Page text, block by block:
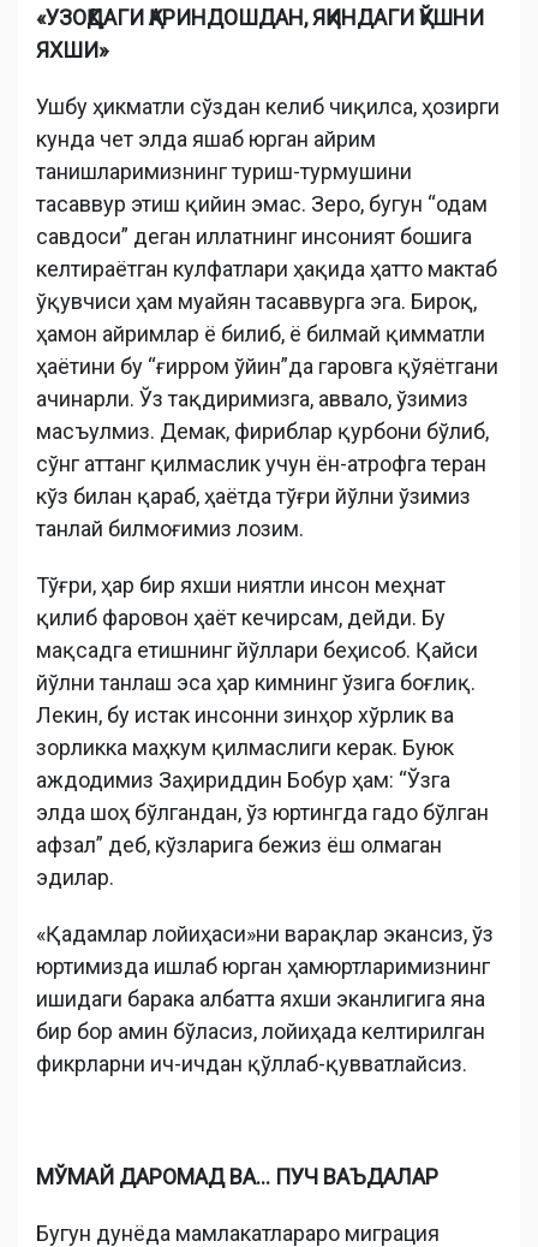
«УЗОҚДАГИ ҚАРИНДОШДАН, ЯҚИНДАГИ ҚЎШНИ
ЯХШИ»
Ушбу ҳикматли сўздан келиб чиқилса, ҳозирги
кунда чет элда яшаб юрган айрим
танишларимизнинг туриш-турмушини
тасаввур этиш қийин эмас. Зеро, бугун “одам
савдоси” деган иллатнинг инсоният бошига
келтираётган кулфатлари ҳақида ҳатто мактаб
ўқувчиси ҳам муайян тасаввурга эга. Бироқ,
ҳамон айримлар ё билиб, ё билмай қимматли
ҳаётини бу “ғирром ўйин”да гаровга қўяётгани
ачинарли. Ўз тақдиримизга, аввало, ўзимиз
масъулмиз. Демак, фириблар қурбони бўлиб,
сўнг аттанг қилмаслик учун ён-атрофга теран
кўз билан қараб, ҳаётда тўғри йўлни ўзимиз
танлай билмоғимиз лозим.
Тўғри, ҳар бир яхши ниятли инсон меҳнат
қилиб фаровон ҳаёт кечирсам, дейди. Бу
мақсадга етишнинг йўллари беҳисоб. Қайси
йўлни танлаш эса ҳар кимнинг ўзига боғлиқ.
Лекин, бу истак инсонни зинҳор хўрлик ва
зорликка маҳкум қилмаслиги керак. Буюк
аждодимиз Заҳириддин Бобур ҳам: “Ўзга
элда шоҳ бўлгандан, ўз юртингда гадо бўлган
афзал” деб, кўзларига бежиз ёш олмаган
эдилар.
«Қадамлар лойиҳаси»ни варақлар экансиз, ўз
юртимизда ишлаб юрган ҳамюртларимизнинг
ишидаги барака албатта яхши эканлигига яна
бир бор амин бўласиз, лойиҳада келтирилган
фикрларни ич-ичдан қўллаб-қувватлайсиз.
МЎМАЙ ДАРОМАД ВА… ПУЧ ВАЪДАЛАР
Бугун дунёда мамлакатлараро миграция